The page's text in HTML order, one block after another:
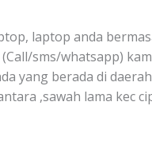
laptop anda
sms/whatsapp)
yang berada di
,sawah lama kec